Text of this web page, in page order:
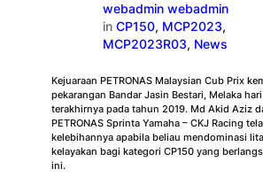
webadmin webadmin
inCP150, MCP2023
MCP2023R03, News
Kejuaraan PETRONAS Malaysian Cub Prix
pekarangan Bandar Jasin Bestari, Melaka
terakhirnya pada tahun 2019. Md Akid Aziz
PETRONAS Sprinta Yamaha – CKJ Racing
kelebihannya apabila beliau mendominasi
kelayakan bagi kategori CP150 yang
ini.